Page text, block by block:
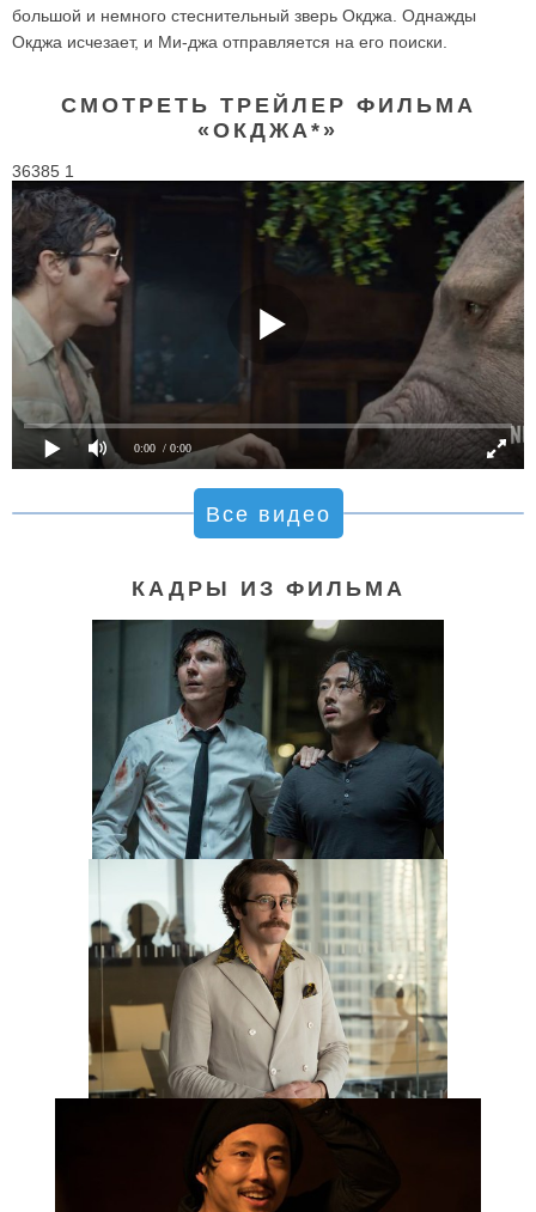
большой и немного стеснительный зверь Окджа. Однажды
Окджа исчезает, и Ми-джа отправляется на его поиски.
СМОТРЕТЬ ТРЕЙЛЕР ФИЛЬМА
«ОКДЖА*»
36385 1
0:00 / 0:00
Все видео
КАДРЫ ИЗ ФИЛЬМА